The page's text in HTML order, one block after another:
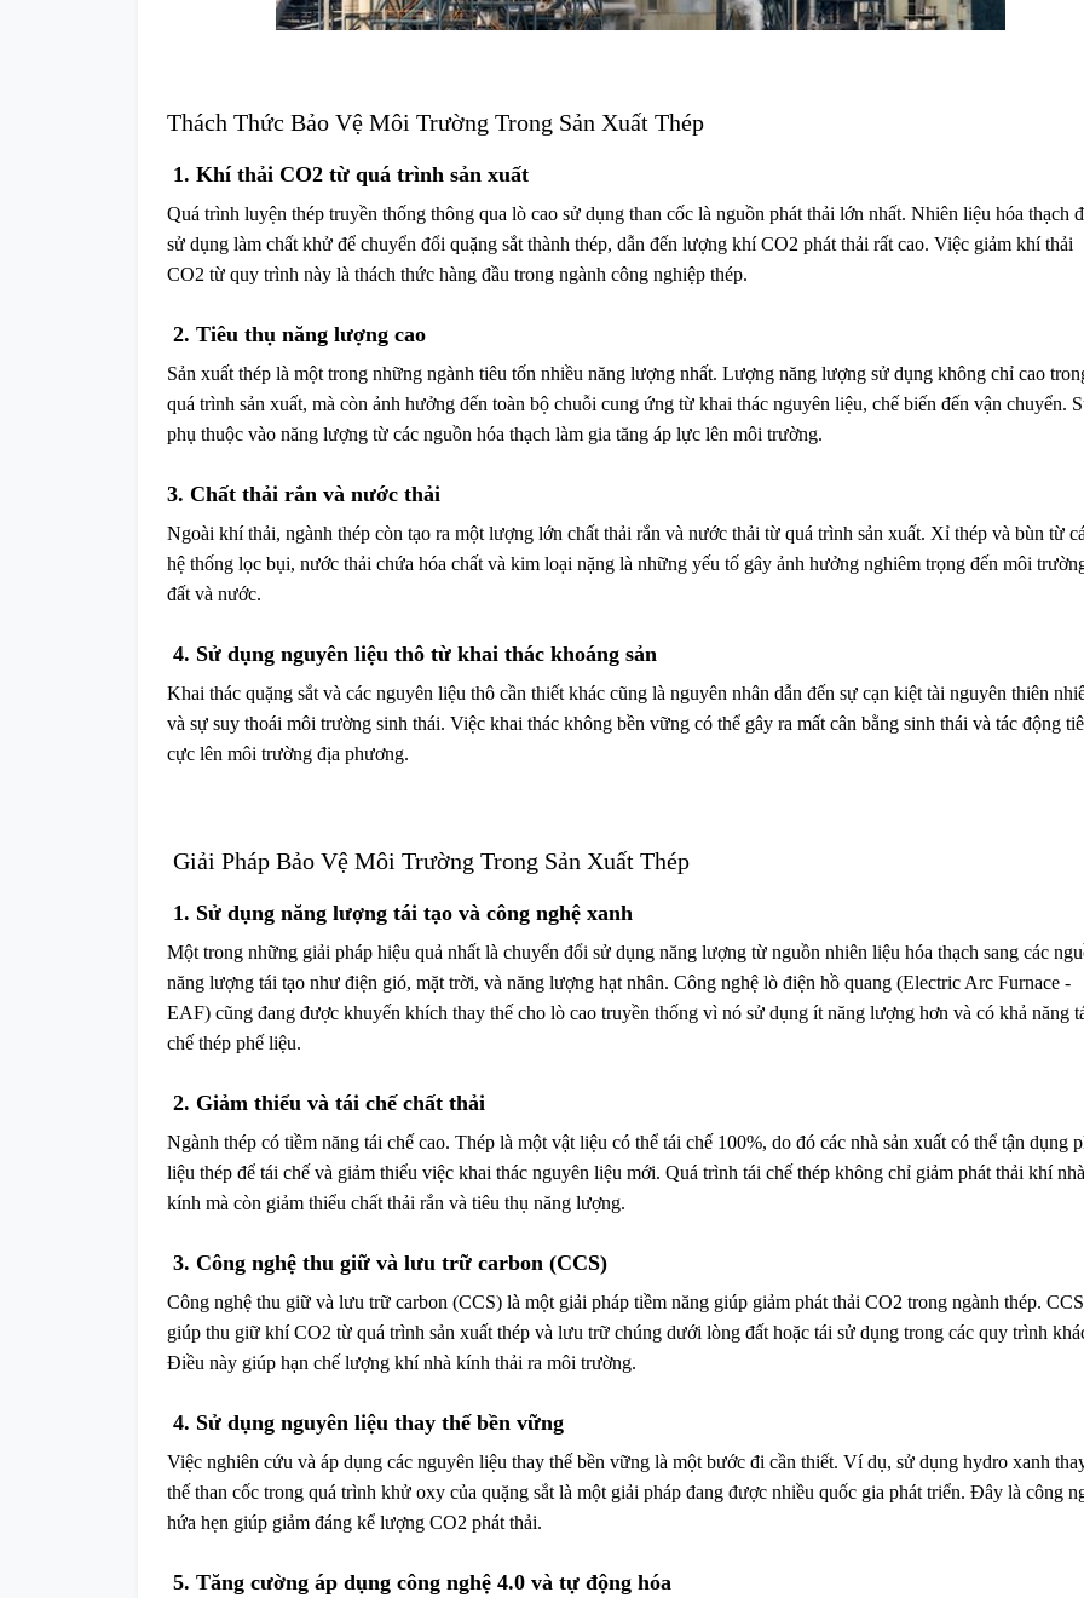
Thách Thức Bảo Vệ Môi Trường Trong Sản Xuất Thép
1. Khí thải CO2 từ quá trình sản xuất
Quá trình luyện thép truyền thống thông qua lò cao sử dụng than cốc là nguồn phát thải lớn nhất. Nhiên liệu hóa thạch
sử dụng làm chất khử để chuyển đổi quặng sắt thành thép, dẫn đến lượng khí CO2 phát thải rất cao. Việc giảm khí thải
CO2 từ quy trình này là thách thức hàng đầu trong ngành công nghiệp thép.
2. Tiêu thụ năng lượng cao
Sản xuất thép là một trong những ngành tiêu tốn nhiều năng lượng nhất. Lượng năng lượng sử dụng không chỉ cao
quá trình sản xuất, mà còn ảnh hưởng đến toàn bộ chuỗi cung ứng từ khai thác nguyên liệu, chế biến đến vận chuyển.
phụ thuộc vào năng lượng từ các nguồn hóa thạch làm gia tăng áp lực lên môi trường.
3. Chất thải rắn và nước thải
Ngoài khí thải, ngành thép còn tạo ra một lượng lớn chất thải rắn và nước thải từ quá trình sản xuất. Xỉ thép và bùn từ
hệ thống lọc bụi, nước thải chứa hóa chất và kim loại nặng là những yếu tố gây ảnh hưởng nghiêm trọng đến môi
đất và nước.
4. Sử dụng nguyên liệu thô từ khai thác khoáng sản
Khai thác quặng sắt và các nguyên liệu thô cần thiết khác cũng là nguyên nhân dẫn đến sự cạn kiệt tài nguyên thiên
và sự suy thoái môi trường sinh thái. Việc khai thác không bền vững có thể gây ra mất cân bằng sinh thái và tác động
cực lên môi trường địa phương.
Giải Pháp Bảo Vệ Môi Trường Trong Sản Xuất Thép
1. Sử dụng năng lượng tái tạo và công nghệ xanh
Một trong những giải pháp hiệu quả nhất là chuyển đổi sử dụng năng lượng từ nguồn nhiên liệu hóa thạch sang các
năng lượng tái tạo như điện gió, mặt trời, và năng lượng hạt nhân. Công nghệ lò điện hồ quang (Electric Arc Furnace -
EAF) cũng đang được khuyến khích thay thế cho lò cao truyền thống vì nó sử dụng ít năng lượng hơn và có khả năng
chế thép phế liệu.
2. Giảm thiểu và tái chế chất thải
Ngành thép có tiềm năng tái chế cao. Thép là một vật liệu có thể tái chế 100%, do đó các nhà sản xuất có thể tận dụng
liệu thép để tái chế và giảm thiểu việc khai thác nguyên liệu mới. Quá trình tái chế thép không chỉ giảm phát thải khí nhà
kính mà còn giảm thiểu chất thải rắn và tiêu thụ năng lượng.
3. Công nghệ thu giữ và lưu trữ carbon (CCS)
Công nghệ thu giữ và lưu trữ carbon (CCS) là một giải pháp tiềm năng giúp giảm phát thải CO2 trong ngành thép. CCS
giúp thu giữ khí CO2 từ quá trình sản xuất thép và lưu trữ chúng dưới lòng đất hoặc tái sử dụng trong các quy trình
Điều này giúp hạn chế lượng khí nhà kính thải ra môi trường.
4. Sử dụng nguyên liệu thay thế bền vững
Việc nghiên cứu và áp dụng các nguyên liệu thay thế bền vững là một bước đi cần thiết. Ví dụ, sử dụng hydro xanh
thế than cốc trong quá trình khử oxy của quặng sắt là một giải pháp đang được nhiều quốc gia phát triển. Đây là công
hứa hẹn giúp giảm đáng kể lượng CO2 phát thải.
5. Tăng cường áp dụng công nghệ 4.0 và tự động hóa